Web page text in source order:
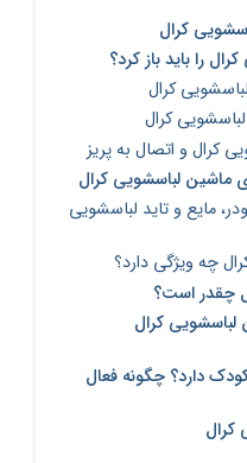
کرال
را باید باز کرد؟
کرال
کرال
کرال و اتصال به پریز
ماشین لباسشویی کرال
مایع و تاید لباسشویی
چه ویژگی دارد؟
چقدر است؟
لباسشویی کرال
دارد؟ چگونه فعال